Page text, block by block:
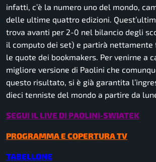
infatti, c’è la numero uno del mondo,
delle ultime quattro edizioni.
trova avanti per 2-0 nel bilancio degli
il computo dei set) e partirà nettamente
le quote dei bookmakers. Per venirne a
migliore versione di Paolini che
questo risultato, si è già garantita
dieci tenniste del mondo a partire da
SEGUI IL LIVE DI PAOLINI-SWIATEK
PROGRAMMA E COPERTURA TV
TABELLONE